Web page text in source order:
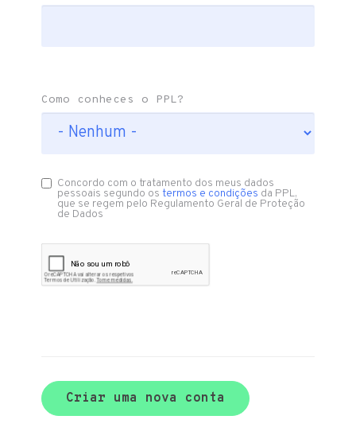
Como conheces o PPL?
Concordo com o tratamento dos meus dados
pessoais segundo ostermos e condições da PPL,
que se regem pelo Regulamento Geral de Proteção
de Dados
Criar uma nova conta